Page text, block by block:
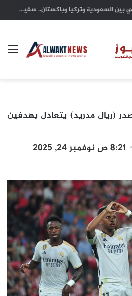
يد العطاء الكويتية.. شريان أمل يتدفق في شرايين غزة واليمن والسودان وتشاد
(ريال مدريد) يتعادل بهدفين
8:21 ص نوفمبر 24, 2025